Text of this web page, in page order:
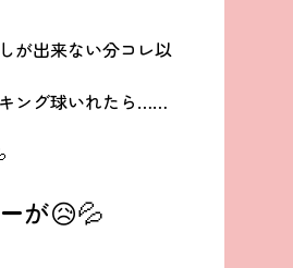
が出来ない分コレ以
ング球いれたら……
が😥💦